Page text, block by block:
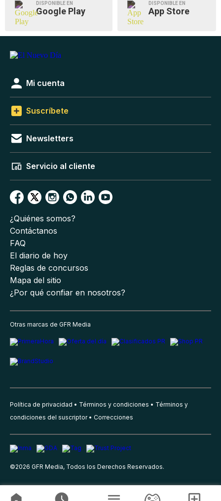
DISPONIBLE EN
Google Play
DISPONIBLE EN
App Store
Mi cuenta
Suscríbete
Newsletters
Servicio al cliente
¿Quiénes somos?
Contáctanos
FAQ
El diario de hoy
Reglas de concursos
Mapa del sitio
¿Por qué confiar en nosotros?
Otras marcas de GFR Media
Política de privacidad Términos y condiciones
Términos y
condiciones del suscriptor
Correcciones
©2026 GFR Media, Todos los Derechos Reservados.